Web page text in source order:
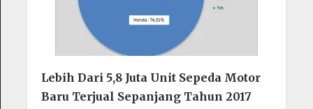
Lebih Dari 5,8 Juta Unit Sepeda Motor
Baru Terjual Sepanjang Tahun 2017